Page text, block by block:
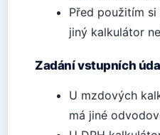
Před použitím
jiný kalkulátor
Zadání vstupních
U mzdových
má jiné